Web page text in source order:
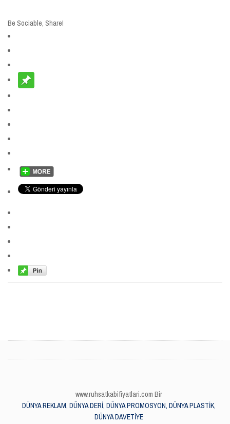
Be Sociable, Share!
www.ruhsatkabifiyatlari.com Bir
DÜNYA REKLAM, DÜNYA DERİ, DÜNYA PROMOSYON, DÜNYA PLASTİK,
DÜNYA DAVETİYE